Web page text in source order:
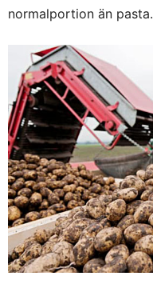
normalportion än pasta.